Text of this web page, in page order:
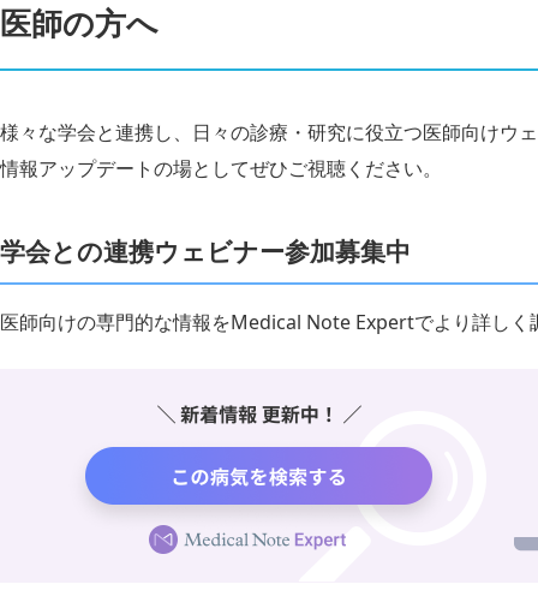
医師の方へ
様々な学会と連携し、日々の診療・研究に役立つ医師向けウ
情報アップデートの場としてぜひご視聴ください。
学会との連携ウェビナー参加募集中
医師向けの専門的な情報をMedical Note Expertでより詳しく